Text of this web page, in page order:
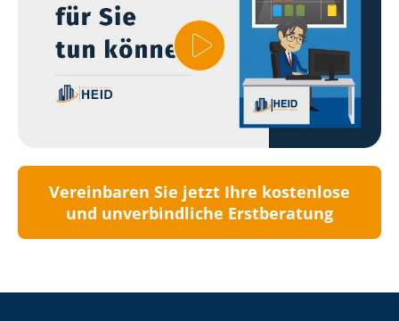
Vereinbaren Sie jetzt Ihre kostenlose
und unverbindliche Erstberatung